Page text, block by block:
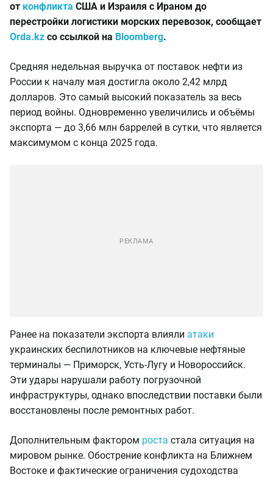
от конфликта США и Израиля с Ираном до
перестройки логистики морских перевозок, сообщает
Orda.kz со ссылкой на Bloomberg.
Средняя недельная выручка от поставок нефти из
России к началу мая достигла около 2,42 млрд
долларов. Это самый высокий показатель за весь
период войны. Одновременно увеличились и объёмы
экспорта — до 3,66 млн баррелей в сутки, что является
максимумом с конца 2025 года.
Ранее на показатели экспорта влияли атаки
украинских беспилотников на ключевые нефтяные
терминалы — Приморск, Усть-Лугу и Новороссийск.
Эти удары нарушали работу погрузочной
инфраструктуры, однако впоследствии поставки были
восстановлены после ремонтных работ.
Дополнительным фактором роста стала ситуация на
мировом рынке. Обострение конфликта на Ближнем
Востоке и фактические ограничения судоходства